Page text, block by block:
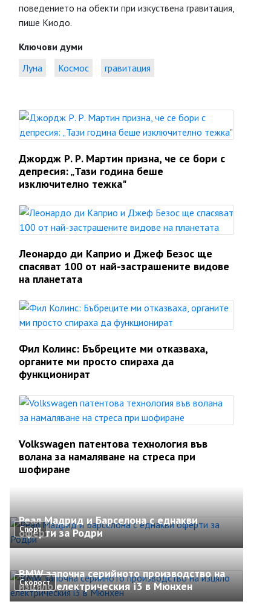
поведението на обекти при изкуствена гравитация,
пише Киодо.
Ключови думи
Луна
Космос гравитация
Джордж Р. Р. Мартин призна, че се бори с
депресия: „Тази година беше
изключително тежка"
Леонардо ди Каприо и Джеф Безос ще
спасяват 100 от най-застрашените видове
на планетата
Фил Колинс: Бъбреците ми отказваха,
органите ми просто спираха да
функционират
Volkswagen патентова технология във
волана за намаляване на стреса при
шофиране
Спорт
Реал Мадрид и Барселона с еднакви
оферти за Родри
Скорост
BMW започна серийното производство на
изцяло електрическия i3 в Мюнхен